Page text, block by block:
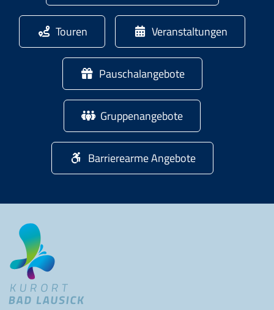
Touren Veranstaltungen
Pauschalangebote
Gruppenangebote
Barrierearme Angebote